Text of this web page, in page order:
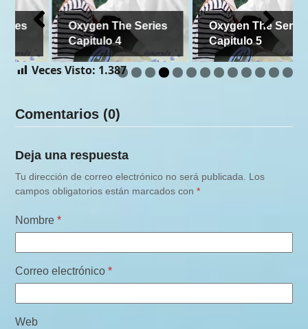
Oxygen The Series
Capitulo 4
Oxygen The Series
Capitulo 5
Veces Visto: 1.387
Comentarios (0)
Deja una respuesta
Tu dirección de correo electrónico no será publicada. Los
campos obligatorios están marcados con*
Nombre*
Correo electrónico*
Web